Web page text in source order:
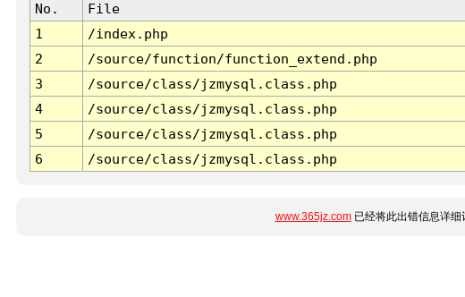
No. File
1
/index.php
2
/source/function/function_extend.php
3
/source/class/jzmysql.class.php
4
/source/class/jzmysql.class.php
5
/source/class/jzmysql.class.php
6
/source/class/jzmysql.class.php
www.365jz.com已经将此出错信息详细